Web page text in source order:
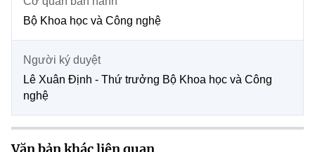
Điều khoản sử dụng Theo dõi MST:
Chịu trách nhiệm nội dung: Nguyễn Thị Hải Hằng
Giám đốc Trung tâm Truyền thông Khoa học và Công nghệ.
Liên hệ
Địa chỉ: Ban Biên tập Cổng TTĐT - 18 Nguyễn Du, TP. Hà Nội
Điện thoại: 024 3936 9506
Email:stc@mst.gov.vn
Bộ Khoa học và Công nghệ
Người ký duyệt
Lê Xuân Định - Thứ trưởng Bộ Khoa học và Công
nghệ